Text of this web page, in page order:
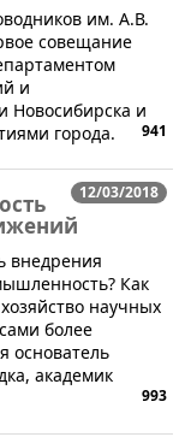
им. А.В.
совещание
и
Новосибирска и
города.
941
12/03/2018
внедрения
Как
научных
более
основатель
академик
993